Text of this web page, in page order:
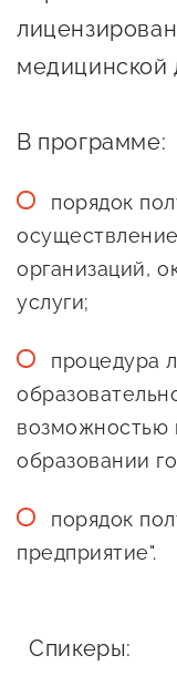
Навигатор
Поддержка
Поддержка
давления
медицинской
В программе:
порядок
организаций,
услуги;
процедура
возможностью
образовании
порядок
предприятие".
Спикеры: